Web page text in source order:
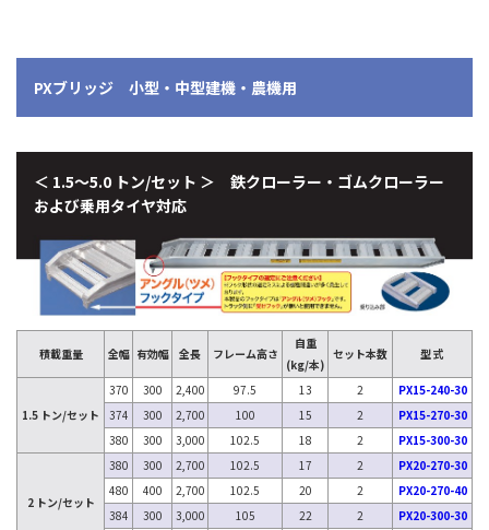
PXブリッジ 小型・中型建機・農機用
＜ 1.5～5.0 トン/セット ＞ 鉄クローラー・ゴムクローラー
および乗用タイヤ対応
積載重量 全幅 有効幅 全長 フレーム高さ
自重
(kg/本)
セット本数 型 式
1.5 トン/セット
370 300 2,400 97.5 13 2
PX15-240-30
374
300 2,700 100 15 2
PX15-270-30
380
300 3,000 102.5 18 2 PX15-300-30
2 トン/セット
380 300 2,700 102.5 17 2
PX20-270-30
480
400 2,700 102.5 20 2
PX20-270-40
384
300 3,000 105 22 2 PX20-300-30